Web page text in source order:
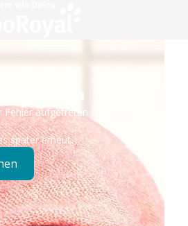
Problem
Fehler aufgetreten – wir sind
später erneut.